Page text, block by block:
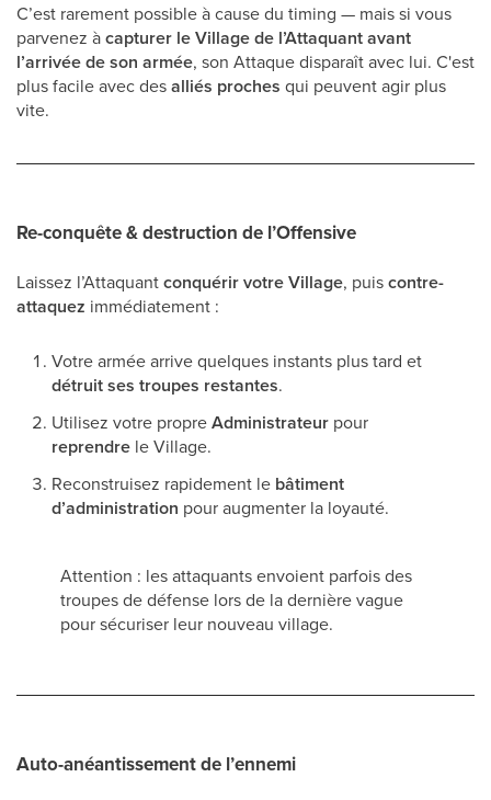
C’est rarement possible à cause du timing — mais si vous
parvenez àcapturer le Village de l’Attaquant avant
l’arrivée de son armée, son Attaque disparaît avec lui. C'est
plus facile avec desalliés proches qui peuvent agir plus
vite.
Re-conquête & destruction de l’Offensive
Laissez l’Attaquantconquérir votre Village, puiscontre-
attaquez immédiatement :
Votre armée arrive quelques instants plus tard et
détruit ses troupes restantes.
Utilisez votre propreAdministrateur pour
reprendre le Village.
Reconstruisez rapidement le bâtiment
d’administration pour augmenter la loyauté.
Attention : les attaquants envoient parfois des
troupes de défense lors de la dernière vague
pour sécuriser leur nouveau village.
Auto-anéantissement de l’ennemi